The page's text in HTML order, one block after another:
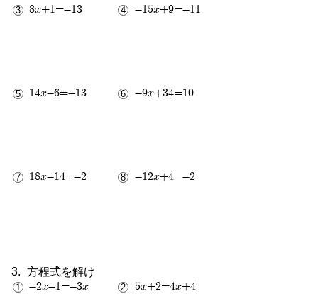
8x+1=-13
-15x+9=-11
14x-6=-13
-9x+34=10
18x-14=-2
-12x+4=-2
方程式を解け
-2x-1=-3x 5x+2=4x+4